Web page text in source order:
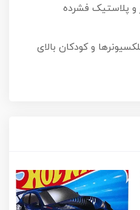
پلاستیک فشرده
و کودکان بالای